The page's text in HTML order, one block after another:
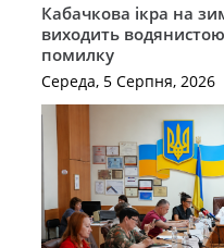
Кабачкова ікра на
виходить
помилку
Середа, 5 Серпня, 2026